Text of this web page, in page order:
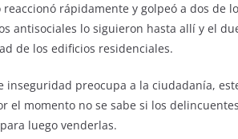
reaccionó rápidamente y golpeó a dos de
antisociales lo siguieron hasta allí y el
de los edificios residenciales.
inseguridad preocupa a la ciudadanía,
el momento no se sabe si los
luego venderlas.